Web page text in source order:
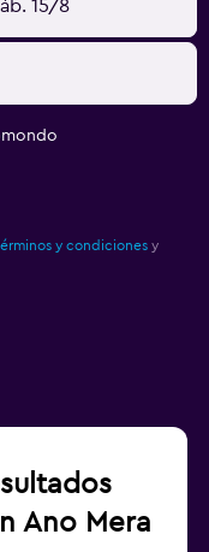
15/8
y condiciones y
Ano Mera